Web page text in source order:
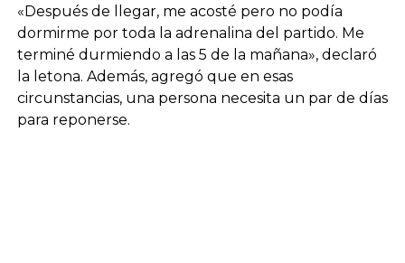
«Después de llegar, me acosté pero no podía
dormirme por toda la adrenalina del partido. Me
terminé durmiendo a las 5 de la mañana», declaró
la letona. Además, agregó que en esas
circunstancias, una persona necesita un par de días
para reponerse.